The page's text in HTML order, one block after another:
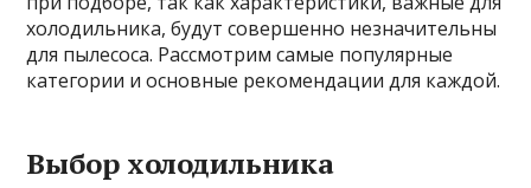
холодильника, будут совершенно незначительны
для пылесоса. Рассмотрим самые популярные
категории и основные рекомендации для каждой.
Выбор холодильника